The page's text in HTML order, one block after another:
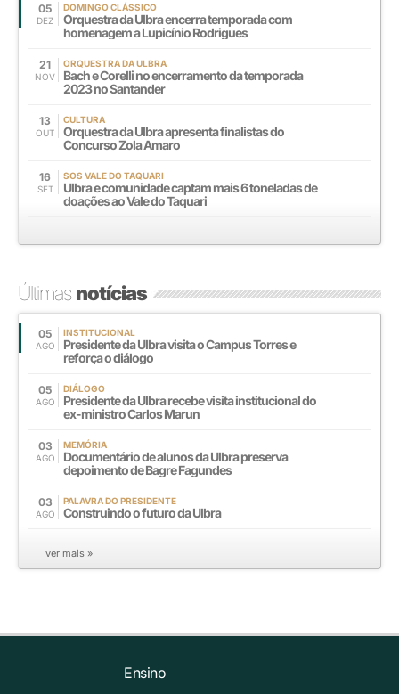
05
DEZ
DOMINGO CLÁSSICO
Orquestra da Ulbra encerra temporada com
homenagem a Lupicínio Rodrigues
21
NOV
ORQUESTRA DA ULBRA
Bach e Corelli no encerramento da temporada
2023 no Santander
13
OUT
CULTURA
Orquestra da Ulbra apresenta finalistas do
Concurso Zola Amaro
16
SET
SOS VALE DO TAQUARI
Ulbra e comunidade captam mais 6 toneladas de
doações ao Vale do Taquari
Últimasnotícias
05
AGO
INSTITUCIONAL
Presidente da Ulbra visita o Campus Torres e
reforça o diálogo
05
AGO
DIÁLOGO
Presidente da Ulbra recebe visita institucional do
ex-ministro Carlos Marun
03
AGO
MEMÓRIA
Documentário de alunos da Ulbra preserva
depoimento de Bagre Fagundes
03
AGO
PALAVRA DO PRESIDENTE
Construindo o futuro da Ulbra
ver mais »
Ensino